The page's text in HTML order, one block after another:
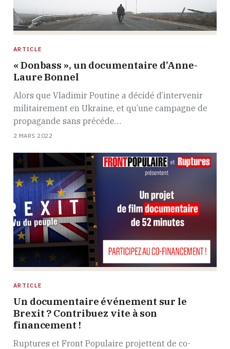
ARTICLE
« Donbass », un documentaire d’Anne-
Laure Bonnel
Alors que Vladimir Poutine a décidé d’intervenir
militairement en Ukraine, et qu’une campagne de
propagande sans précéde…
2 MARS 2022
ARTICLE
Un documentaire événement sur le
Brexit ? Contribuez vite à son
financement !
Ruptures et Front Populaire projettent de co-